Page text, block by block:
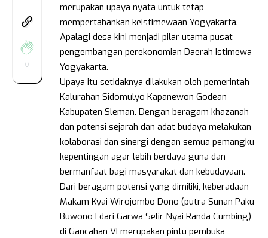
0
merupakan upaya nyata untuk tetap
mempertahankan keistimewaan Yogyakarta.
Apalagi desa kini menjadi pilar utama pusat
pengembangan perekonomian Daerah Istimewa
Yogyakarta.
Upaya itu setidaknya dilakukan oleh pemerintah
Kalurahan Sidomulyo Kapanewon Godean
Kabupaten Sleman. Dengan beragam khazanah
dan potensi sejarah dan adat budaya melakukan
kolaborasi dan sinergi dengan semua pemangku
kepentingan agar lebih berdaya guna dan
bermanfaat bagi masyarakat dan kebudayaan.
Dari beragam potensi yang dimiliki, keberadaan
Makam Kyai Wirojombo Dono (putra Sunan Paku
Buwono I dari Garwa Selir Nyai Randa Cumbing)
di Gancahan VI merupakan pintu pembuka